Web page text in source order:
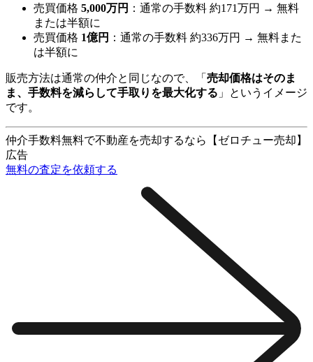
売買価格 5,000万円 ：通常の手数料 約171万円 → 無料
または半額に
売買価格 1億円 ：通常の手数料 約336万円 → 無料また
は半額に
販売方法は通常の仲介と同じなので、「 売却価格はそのま
ま、手数料を減らして手取りを最大化する 」というイメージ
です。
仲介手数料無料で不動産を売却するなら【ゼロチュー売却】
広告
無料の査定を依頼する